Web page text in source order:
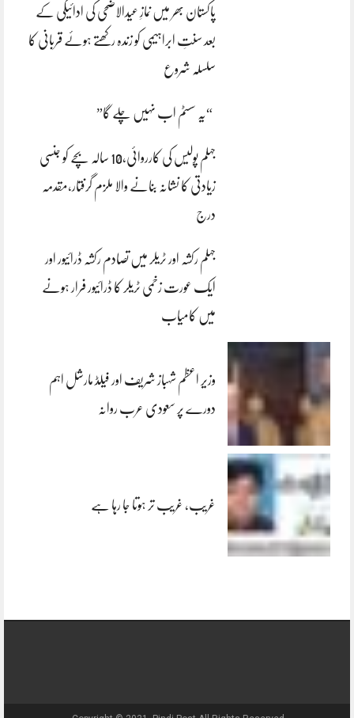
پاکستان بھر میں نمازِ عیدالاضحی کی ادائیگی کے
بعد سنتِ ابراہیمی کو زندہ رکھتے ہوئے قربانی کا
سلسلہ شروع
“یہ سسٹم اب نہیں چلے گا”
جہلم پولیس کی کارروائی،10 سالہ بچے کو جنسی
زیادتی کا نشانہ بنانے والا ملزم گرفتار،مقدمہ
درج
جہلم رکشہ اور ٹریلر میں تصادم رکشہ ڈرائیور اور
ایک عورت زخمی ٹریلر کا ڈرائیور فرار ہونے
میں کامیاب
وزیر اعظم شہباز شریف اور فیلڈ مارشل اہم
دورے پر سعودی عرب روانہ
غریب، غریب تر ہوتا جا رہا ہے